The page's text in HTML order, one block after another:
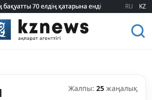
Үкімет қандай уәж айтады? RU KZ
Жалпы: 25 жаңалық